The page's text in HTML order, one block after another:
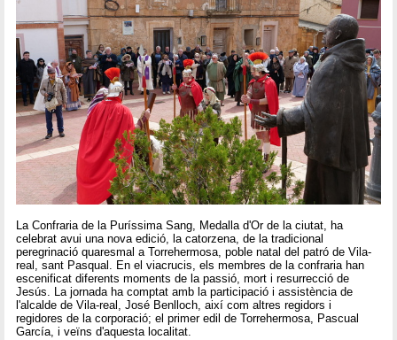
La Confraria de la Puríssima Sang, Medalla d'Or de la ciutat, ha
celebrat avui una nova edició, la catorzena, de la tradicional
peregrinació quaresmal a Torrehermosa, poble natal del patró de Vila-
real, sant Pasqual. En el viacrucis, els membres de la confraria han
escenificat diferents moments de la passió, mort i resurrecció de
Jesús. La jornada ha comptat amb la participació i assistència de
l'alcalde de Vila-real, José Benlloch, així com altres regidors i
regidores de la corporació; el primer edil de Torrehermosa, Pascual
García, i veïns d'aquesta localitat.